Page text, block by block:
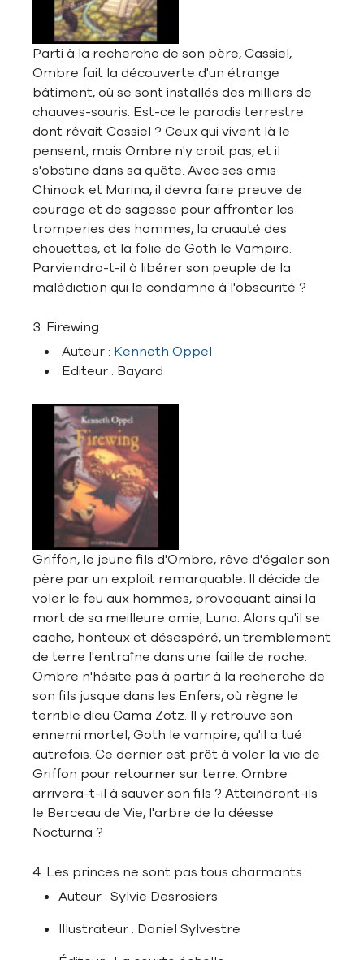
Parti à la recherche de son père, Cassiel,
Ombre fait la découverte d'un étrange
bâtiment, où se sont installés des milliers de
chauves-souris. Est-ce le paradis terrestre
dont rêvait Cassiel ? Ceux qui vivent là le
pensent, mais Ombre n'y croit pas, et il
s'obstine dans sa quête. Avec ses amis
Chinook et Marina, il devra faire preuve de
courage et de sagesse pour affronter les
tromperies des hommes, la cruauté des
chouettes, et la folie de Goth le Vampire.
Parviendra-t-il à libérer son peuple de la
malédiction qui le condamne à l'obscurité ?
3. Firewing
Auteur : Kenneth Oppel
Editeur : Bayard
Griffon, le jeune fils d'Ombre, rêve d'égaler son
père par un exploit remarquable. Il décide de
voler le feu aux hommes, provoquant ainsi la
mort de sa meilleure amie, Luna. Alors qu'il se
cache, honteux et désespéré, un tremblement
de terre l'entraîne dans une faille de roche.
Ombre n'hésite pas à partir à la recherche de
son fils jusque dans les Enfers, où règne le
terrible dieu Cama Zotz. Il y retrouve son
ennemi mortel, Goth le vampire, qu'il a tué
autrefois. Ce dernier est prêt à voler la vie de
Griffon pour retourner sur terre. Ombre
arrivera-t-il à sauver son fils ? Atteindront-ils
le Berceau de Vie, l'arbre de la déesse
Nocturna ?
4. Les princes ne sont pas tous charmants
Auteur : Sylvie Desrosiers
Illustrateur : Daniel Sylvestre